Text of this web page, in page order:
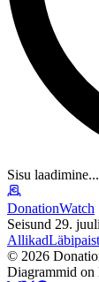
Sisu laadimine...
DonationWatch
Seisund 29.
Allikad
© 2026
Diagrammid on